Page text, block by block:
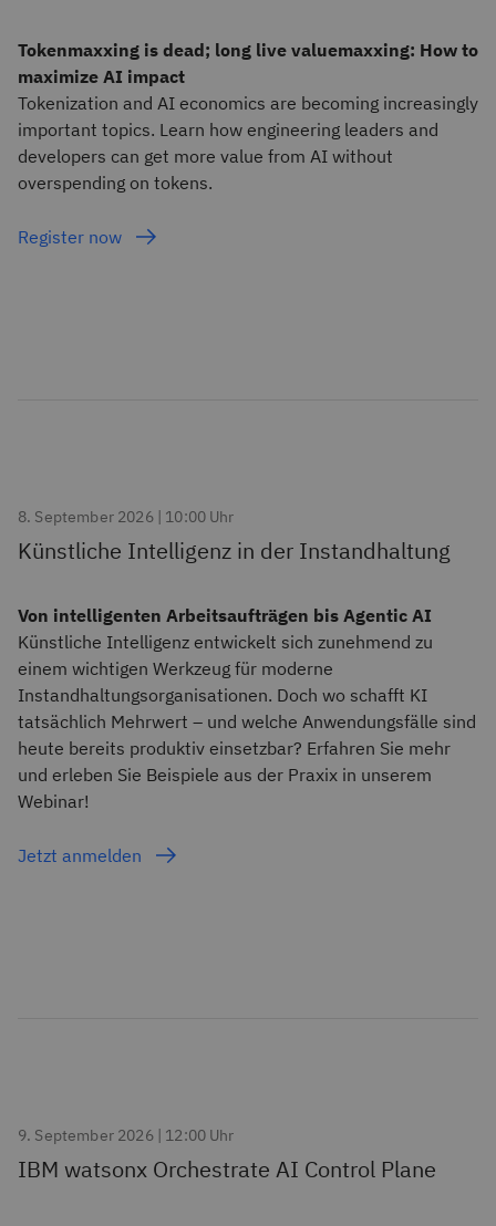
Tokenmaxxing is dead; long live valuemaxxing: How to
maximize AI impact
Tokenization and AI economics are becoming increasingly
important topics. Learn how engineering leaders and
developers can get more value from AI without
overspending on tokens.
Register now
8. September 2026 | 10:00 Uhr
Künstliche Intelligenz in der Instandhaltung
Von intelligenten Arbeitsaufträgen bis Agentic AI
Künstliche Intelligenz entwickelt sich zunehmend zu
einem wichtigen Werkzeug für moderne
Instandhaltungsorganisationen. Doch wo schafft KI
tatsächlich Mehrwert – und welche Anwendungsfälle sind
heute bereits produktiv einsetzbar? Erfahren Sie mehr
und erleben Sie Beispiele aus der Praxix in unserem
Webinar!
Jetzt anmelden
9. September 2026 | 12:00 Uhr
IBM watsonx Orchestrate AI Control Plane